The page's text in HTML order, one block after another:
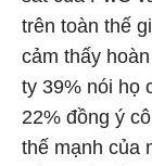
trên toàn thế
cảm thấy
ty 39% nói họ
22% đồng ý
thế mạnh của